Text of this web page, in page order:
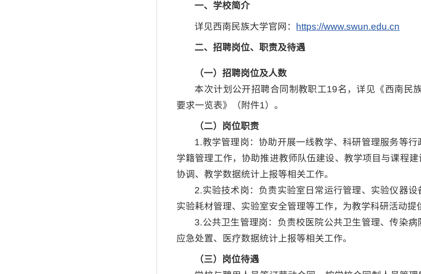
一、学校简介
详见西南民族大学官网： https://www.swun.edu.cn
二、招聘岗位、职责及待遇
（一）招聘岗位及人数
本次计划公开招聘合同制教职工19名，详见《西南民
要求一览表》（附件1）。
（二）岗位职责
1.教学管理岗：协助开展一线教学、科研管理服务等
学籍管理工作，协助推进教师队伍建设、教学项目与课程
协调、教学数据统计上报等相关工作。
2.实验技术岗：负责实验室日常运行管理、实验仪器
实验耗材管理、实验室安全管理等工作，为教学科研活动提
3.公共卫生管理岗：负责校医院公共卫生管理、传染
应急处置、医疗数据统计上报等相关工作。
（三）岗位待遇